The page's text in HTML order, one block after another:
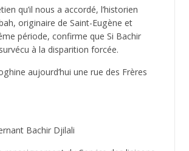
qu’il nous a accordé, l’historien
originaire de Saint-Eugène et
période, confirme que Si Bachir
à la disparition forcée.
aujourd’hui une rue des Frères
Bachir Djilali